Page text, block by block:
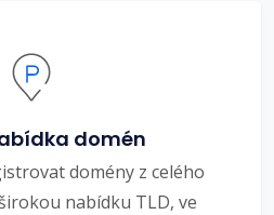
domén
domény z celého
nabídku TLD, ve